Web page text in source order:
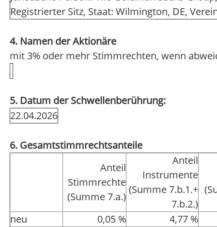
Registrierter Sitz, Staat: Wilmington, DE,
4. Namen der Aktionäre
mit 3% oder mehr Stimmrechten, wenn
5. Datum der Schwellenberührung:
22.04.2026
6. Gesamtstimmrechtsanteile
Anteil
Stimmrechte
(Summe 7.a.)
Anteil
Instrumente
(Summe 7.b.1.+
7.b.2.)
neu 0,05 %
4,77 %